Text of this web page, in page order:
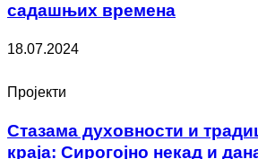
садашњих времена
18.07.2024
Пројекти
Стазама духовности и
краја: Сирогојно некад и